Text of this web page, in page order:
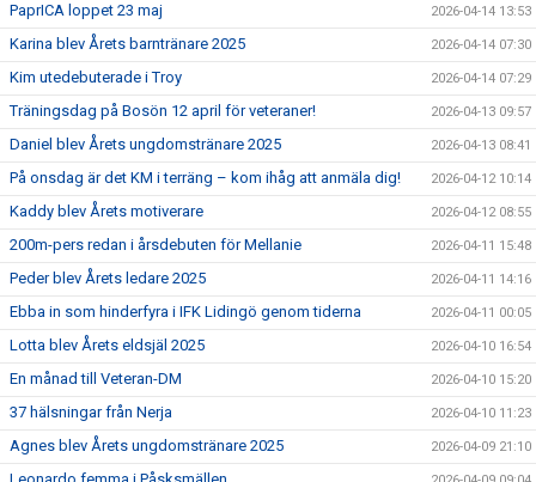
PaprICA loppet 23 maj 2026-04-14 13:53
Karina blev Årets barntränare 2025 2026-04-14 07:30
Kim utedebuterade i Troy 2026-04-14 07:29
Träningsdag på Bosön 12 april för veteraner! 2026-04-13 09:57
Daniel blev Årets ungdomstränare 2025 2026-04-13 08:41
På onsdag är det KM i terräng – kom ihåg att anmäla dig! 2026-04-12 10:14
Kaddy blev Årets motiverare 2026-04-12 08:55
200m-pers redan i årsdebuten för Mellanie 2026-04-11 15:48
Peder blev Årets ledare 2025 2026-04-11 14:16
Ebba in som hinderfyra i IFK Lidingö genom tiderna 2026-04-11 00:05
Lotta blev Årets eldsjäl 2025 2026-04-10 16:54
En månad till Veteran-DM 2026-04-10 15:20
37 hälsningar från Nerja 2026-04-10 11:23
Agnes blev Årets ungdomstränare 2025 2026-04-09 21:10